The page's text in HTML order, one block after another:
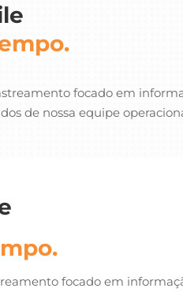
focado em
de nossa equipe
focado em